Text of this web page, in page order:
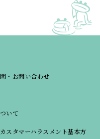
・お問い合わせ
いて
スタマーハラスメント基本方